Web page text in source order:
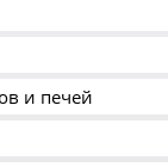
и печей